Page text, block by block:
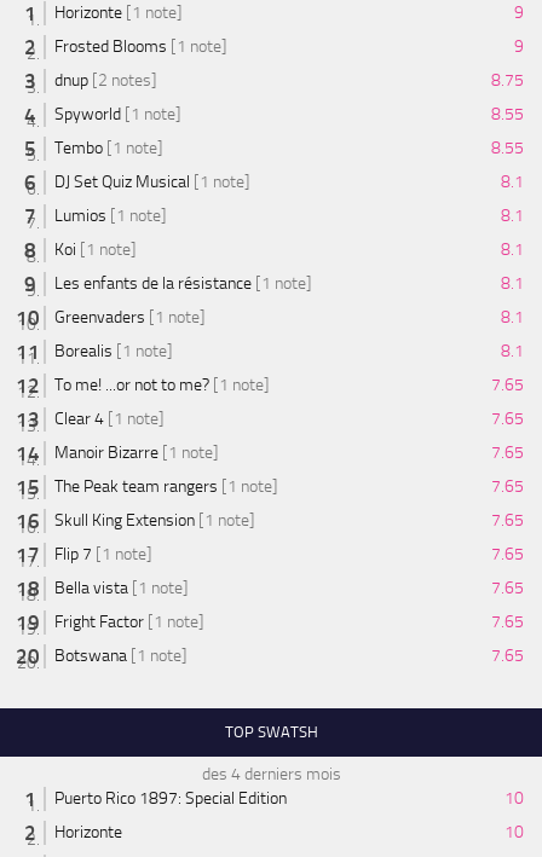
Horizonte [1 note]
9
Frosted Blooms [1 note]
9
dnup [2 notes]
8.75
Spyworld [1 note]
8.55
Tembo [1 note]
8.55
DJ Set Quiz Musical [1 note]
8.1
Lumios [1 note]
8.1
Koi [1 note]
8.1
Les enfants de la résistance [1 note]
8.1
Greenvaders [1 note]
8.1
Borealis [1 note]
8.1
To me! ...or not to me? [1 note]
7.65
Clear 4 [1 note]
7.65
Manoir Bizarre [1 note]
7.65
The Peak team rangers [1 note]
7.65
Skull King Extension [1 note]
7.65
Flip 7 [1 note]
7.65
Bella vista [1 note]
7.65
Fright Factor [1 note]
7.65
Botswana [1 note] 7.65
TOP SWATSH
des 4 derniers mois
Puerto Rico 1897: Special Edition
10
Horizonte
10